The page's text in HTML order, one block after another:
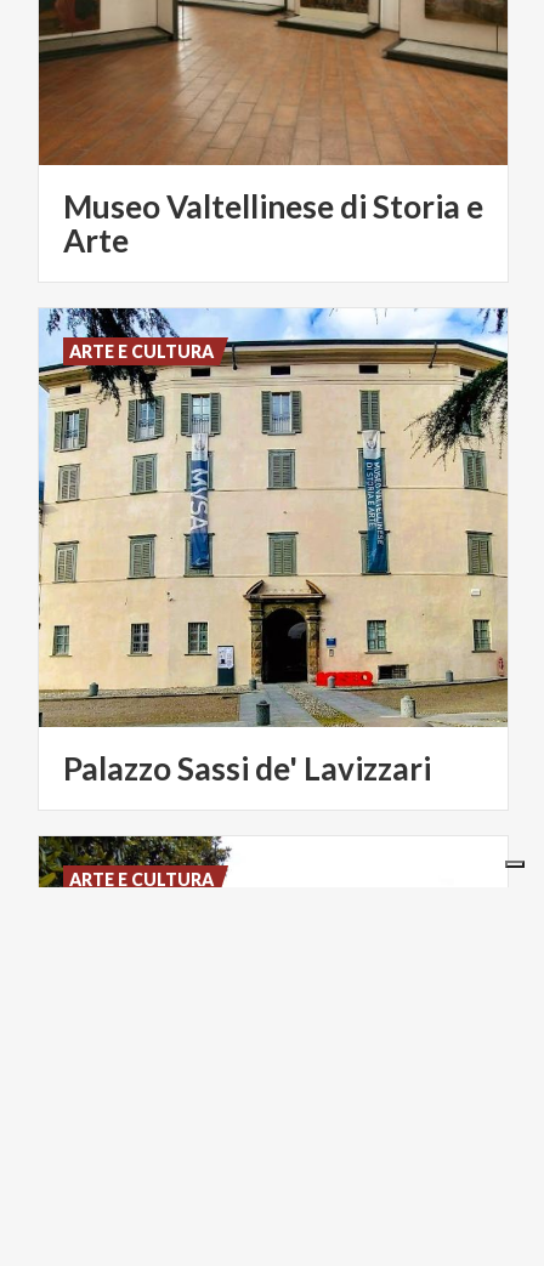
Museo Valtellinese di Storia e
Arte
PalazzoSassi de' Lavizzari
ARTE E CULTURA
ARTE E CULTURA